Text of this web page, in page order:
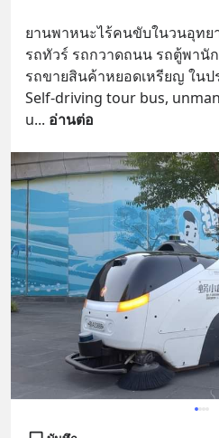
ยานพาหนะไร้คนขับในวนอุทย
รถทัวร์ รถกวาดถนน รถตู้พานั
รถขายสินค้าหยอดเหรียญ ในป
Self-driving tour bus,
u... อ่านต่อ